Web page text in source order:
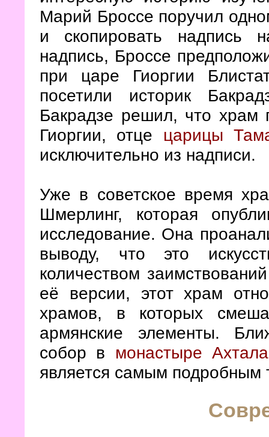
Марий Броссе поручил
и скопировать надпись
надпись, Броссе
при царе Гиоргии
посетили историк
Бакрадзе решил, что храм
Гиоргии, отце царицы
исключительно из надписи.
Уже в советское время
Шмерлинг, которая
исследование. Она
выводу, что это
количеством
её версии, этот храм
храмов, в которых
армянские элементы.
собор в монастыре Ахтала
является самым подробным